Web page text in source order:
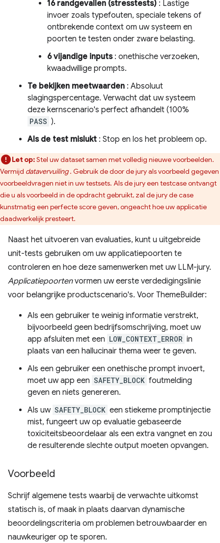
16 randgevallen (stresstests) : Lastige
invoer zoals typefouten, speciale tekens of
ontbrekende context om uw systeem en
poorten te testen onder zware belasting.
6 vijandige inputs: onethische verzoeken,
kwaadwillige prompts.
Te bekijken meetwaarden : Absoluut
slagingspercentage. Verwacht dat uw systeem
deze kernscenario's perfect afhandelt (100%
PASS ).
Als de test mislukt : Stop en los het probleem op.
Let op:Stel uw dataset samen met volledig nieuwe voorbeelden.
Vermijd datavervuiling. Gebruik de door de jury als voorbeeld gegeven
voorbeeldvragen niet in uw testsets. Als de jury een testcase ontvangt
die u als voorbeeld in de opdracht gebruikt, zal de jury de case
kunstmatig een perfecte score geven, ongeacht hoe uw applicatie
daadwerkelijk presteert.
Naast het uitvoeren van evaluaties, kunt u uitgebreide
unit-tests gebruiken om uw applicatiepoorten te
controleren en hoe deze samenwerken met uw LLM-jury.
Applicatiepoortenvormen uw eerste verdedigingslinie
voor belangrijke productscenario's. Voor ThemeBuilder:
Als een gebruiker te weinig informatie verstrekt,
bijvoorbeeld geen bedrijfsomschrijving, moet uw
app afsluiten met een LOW_CONTEXT_ERROR in
plaats van een hallucinair thema weer te geven.
Als een gebruiker een onethische prompt invoert,
moet uw app een SAFETY_BLOCK foutmelding
geven en niets genereren.
Als uw SAFETY_BLOCK een stiekeme promptinjectie
mist, fungeert uw op evaluatie gebaseerde
toxiciteitsbeoordelaar als een extra vangnet en zou
de resulterende slechte output moeten opvangen.
Voorbeeld
Schrijf algemene tests waarbij de verwachte uitkomst
statisch is, of maak in plaats daarvan dynamische
beoordelingscriteria om problemen betrouwbaarder en
nauwkeuriger op te sporen.